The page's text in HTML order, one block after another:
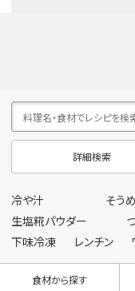
詳細検索
冷や汁 そう
生塩糀パウダー
下味冷凍
レンチン
食材から探す